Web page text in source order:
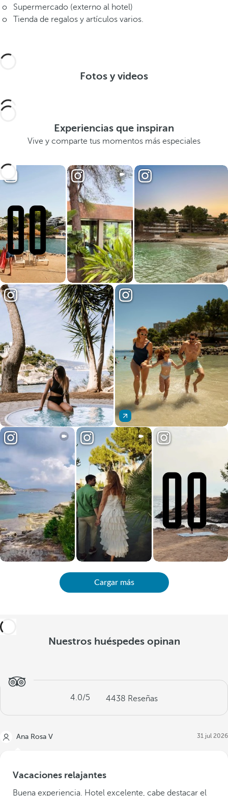
o Supermercado (externo al hotel)
o Tienda de regalos y artículos varios.
Fotos y videos
Experiencias que inspiran
Vive y comparte tus momentos más especiales
Cargar más
Nuestros huéspedes opinan
4.0/5 4438 Reseñas
Ana Rosa V 31 jul 2026
Vacaciones relajantes
Buena experiencia. Hotel excelente, cabe destacar el